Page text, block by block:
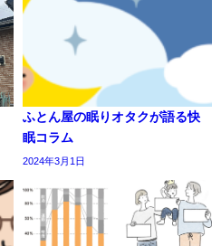
ふとん屋の眠りオタクが語る快
眠コラム
2024年3月1日